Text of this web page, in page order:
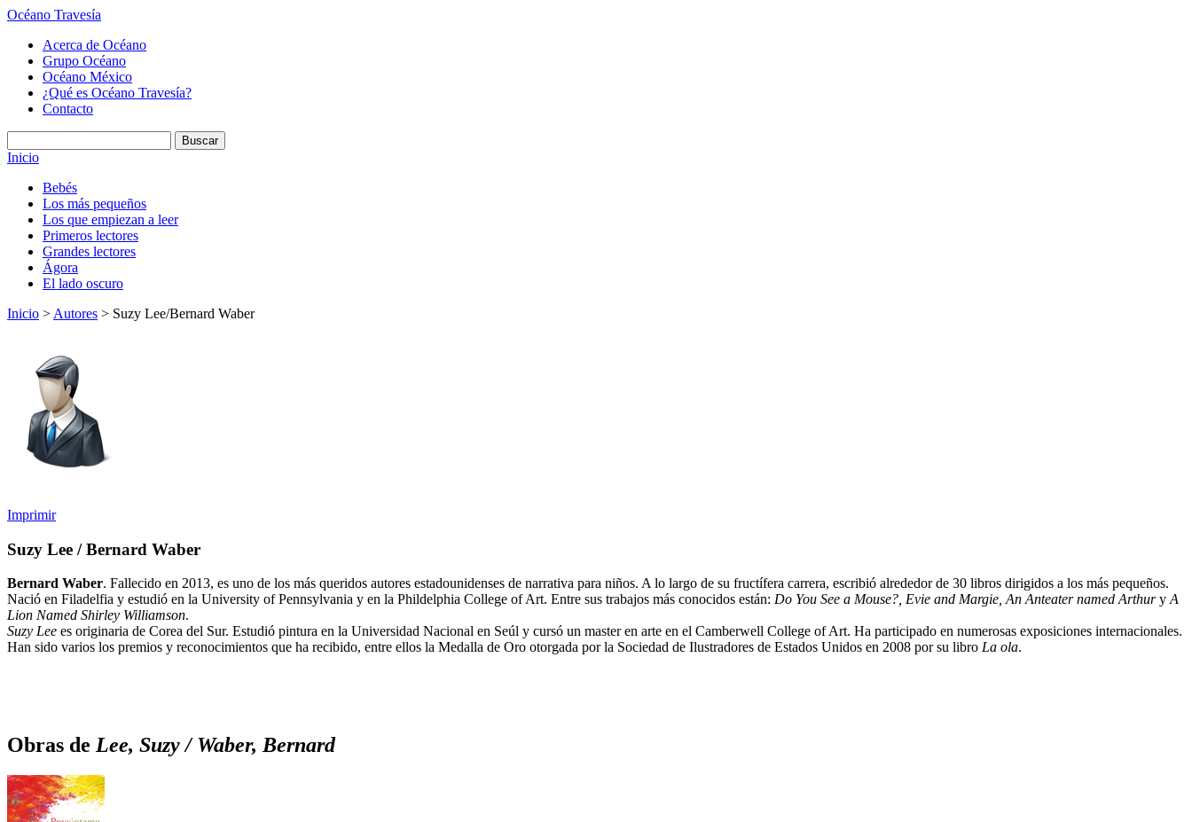
Océano Travesía
Acerca de Océano
Grupo Océano
Océano México
¿Qué es Océano Travesía?
Contacto
Inicio
Bebés
Los más pequeños
Los que empiezan a leer
Primeros lectores
Grandes lectores
Ágora
El lado oscuro
Inicio > Autores > Suzy Lee/Bernard Waber
Imprimir
Suzy Lee / Bernard Waber
Bernard Waber. Fallecido en 2013, es uno de los más queridos autores estadounidenses de narrativa para niños. A lo largo de su fructífera carrera, escribió alrededor de 30 libros dirigidos a los más pequeños.
Nació en Filadelfia y estudió en la University of Pennsylvania y en la Phildelphia College of Art. Entre sus trabajos más conocidos están: Do You See a Mouse?, Evie and Margie, An Anteater named ArthuryA
Lion Named Shirley Williamson.
Suzy Lee es originaria de Corea del Sur. Estudió pintura en la Universidad Nacional en Seúl y cursó un master en arte en el Camberwell College of Art. Ha participado en numerosas exposiciones internacionales.
Han sido varios los premios y reconocimientos que ha recibido, entre ellos la Medalla de Oro otorgada por la Sociedad de Ilustradores de Estados Unidos en 2008 por su libro La ola.
Obras de Lee, Suzy / Waber, Bernard